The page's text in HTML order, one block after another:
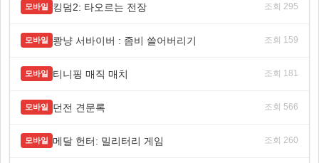
모바일 킹덤2: 타오르는 전장 조회 295
모바일 쾅냥 서바이버 : 좀비 쓸어버리기 조회 159
모바일 티니핑 매직 매치 조회 181
모바일 던전 견문록 조회 566
모바일 메달 헌터: 밀리터리 게임 조회 260